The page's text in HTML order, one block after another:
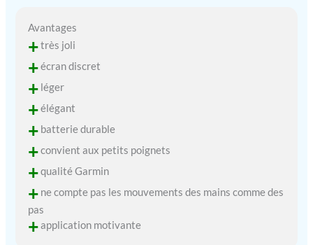
Avantages
+très joli
+écran discret
+ léger
+élégant
+ batterie durable
+convient aux petits poignets
+qualité Garmin
+ ne compte pas les mouvements des mains comme des
pas
+application motivante